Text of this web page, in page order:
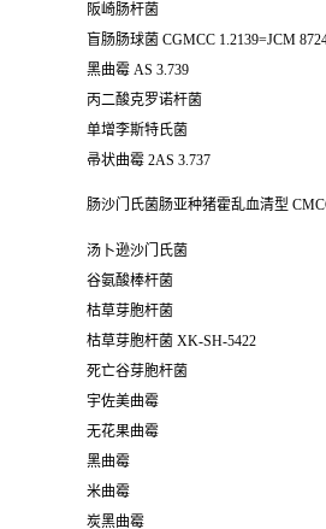
阪崎肠杆菌
盲肠肠球菌 CGMCC 1.2139=JCM
黑曲霉 AS 3.739
丙二酸克罗诺杆菌
单增李斯特氏菌
帚状曲霉 2AS 3.737
肠沙门氏菌肠亚种猪霍乱血清型
汤卜逊沙门氏菌
谷氨酸棒杆菌
枯草芽胞杆菌
枯草芽胞杆菌 XK-SH-5422
死亡谷芽胞杆菌
宇佐美曲霉
无花果曲霉
黑曲霉
米曲霉
炭黑曲霉